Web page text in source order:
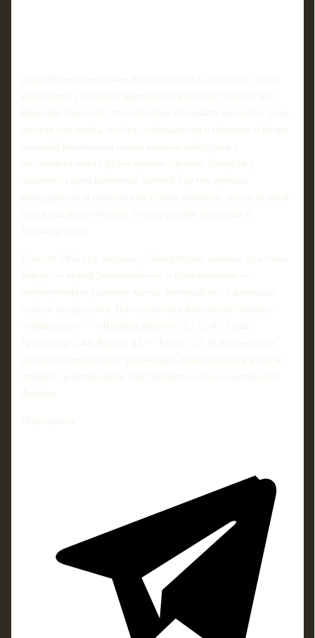
Для «Вулверхэмптона» же встреча на «Энфилде» стала
еще одним сигналом: времени на раскачку больше нет.
Команда показала, что способна создавать моменты даже
против топ‑клуба, но без стабильности в обороне и более
высокой реализации своих шансов выбраться с
последнего места будет крайне сложно. Впереди у
«волков» серия ключевых матчей против прямых
конкурентов, и именно там станет понятно, готов ли клуб
вести реальную борьбу за сохранение прописки в
Премьер‑лиге.
В итоге 18‑й тур подарил «Ливерпулю» нужные три очка,
Вирцу — яркий дебютный гол, а болельщикам —
интригующую развязку матча, который мог сложиться
совсем по‑другому. Но статистика фиксирует главное:
«Ливерпуль» — «Вулверхэмптон» 2:1 (2:0). Голы:
Гравенберх, 41; Виртц, 42 — Буэно, 52. И именно этот
результат продолжает удерживать мерсисайдцев в числе
главных действующих лиц текущего сезона чемпионата
Англии.
Поделиться